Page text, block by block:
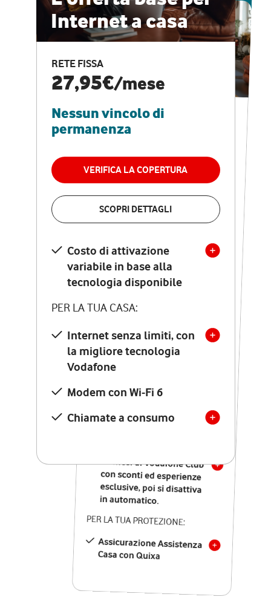
Internet a casa
RETE FISSA
27,95€/mese
Nessun vincolo di
permanenza
VERIFICA LA COPERTURA
SCOPRI DETTAGLI
Costo di attivazione
variabile in base alla
tecnologia disponibile
PER LA TUA CASA:
Internet senza limiti, con
la migliore tecnologia
Vodafone
Modem con Wi-Fi 6
Chiamate a consumo
CASA PRO
Internet veloce e
vantaggi speciali
RETE FISSA + VODAFONE CLUB
29,95€
permanenza
VERIFICA LA COPERTURA
Costo di attivazione
variabile in base alla
tecnologia disponibile
PER LA TUA CASA:
Internet senza limiti, con
la migliore tecnologia
Vodafone
Modem Seven con Wi-Fi 7
Chiamate illimitate verso
numeri fissi e mobili
nazionali
12 mesi di Vodafone Club
con sconti ed esperienze
esclusive, poi si disattiva
in automatico.
PER LA TUA PROTEZIONE:
Assicurazione Assistenza
Casa con Quixa